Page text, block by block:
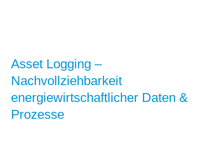
Asset Logging –
Nachvollziehbarkeit
energiewirtschaftlicher Daten &
Prozesse